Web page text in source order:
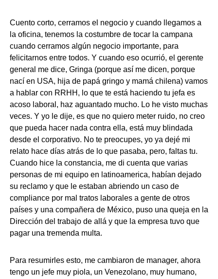
Cuento corto, cerramos el negocio y cuando llegamos a
la oficina, tenemos la costumbre de tocar la campana
cuando cerramos algún negocio importante, para
felicitarnos entre todos. Y cuando eso ocurrió, el gerente
general me dice, Gringa (porque así me dicen, porque
nací en USA, hija de papá gringo y mamá chilena) vamos
a hablar con RRHH, lo que te está haciendo tu jefa es
acoso laboral, haz aguantado mucho. Lo he visto muchas
veces. Y yo le dije, es que no quiero meter ruido, no creo
que pueda hacer nada contra ella, está muy blindada
desde el corporativo. No te preocupes, yo ya dejé mi
relato hace días atrás de lo que pasaba, pero, faltas tu.
Cuando hice la constancia, me di cuenta que varias
personas de mi equipo en latinoamerica, habían dejado
su reclamo y que le estaban abriendo un caso de
compliance por mal tratos laborales a gente de otros
países y una compañera de México, puso una queja en la
Dirección del trabajo de allá y que la empresa tuvo que
pagar una tremenda multa.
Para resumirles esto, me cambiaron de manager, ahora
tengo un jefe muy piola, un Venezolano, muy humano,